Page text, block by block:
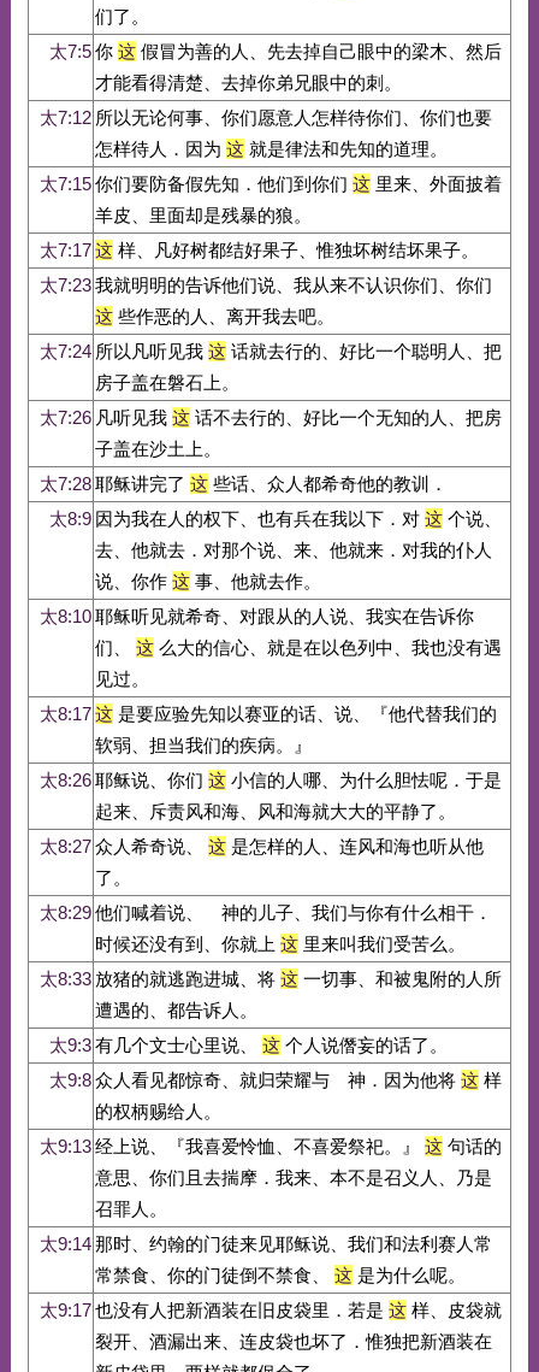
们了。
太7:5你 这假冒为善的人、先去掉自己眼中的梁木、然后
才能看得清楚、去掉你弟兄眼中的刺。
太7:12 所以无论何事、你们愿意人怎样待你们、你们也要
怎样待人．因为 这就是律法和先知的道理。
太7:15你们要防备假先知．他们到你们 这里来、外面披着
羊皮、里面却是残暴的狼。
太7:17这样、凡好树都结好果子、惟独坏树结坏果子。
太7:23我就明明的告诉他们说、我从来不认识你们、你们
这些作恶的人、离开我去吧。
太7:24 所以凡听见我 这话就去行的、好比一个聪明人、把
房子盖在磐石上。
太7:26 凡听见我 这话不去行的、好比一个无知的人、把房
子盖在沙土上。
太7:28耶稣讲完了 这些话、众人都希奇他的教训．
太8:9 因为我在人的权下、也有兵在我以下．对 这个说、
去、他就去．对那个说、来、他就来．对我的仆人
说、你作 这事、他就去作。
太8:10耶稣听见就希奇、对跟从的人说、我实在告诉你
们、
这么大的信心、就是在以色列中、我也没有遇
见过。
太8:17这是要应验先知以赛亚的话、说、『他代替我们的
软弱、担当我们的疾病。』
太8:26耶稣说、你们 这小信的人哪、为什么胆怯呢．于是
起来、斥责风和海、风和海就大大的平静了。
太8:27众人希奇说、 这是怎样的人、连风和海也听从他
了。
太8:29他们喊着说、 神的儿子、我们与你有什么相干．
时候还没有到、你就上 这里来叫我们受苦么。
太8:33 放猪的就逃跑进城、将 这一切事、和被鬼附的人所
遭遇的、都告诉人。
太9:3有几个文士心里说、 这个人说僭妄的话了。
太9:8众人看见都惊奇、就归荣耀与 神．因为他将 这样
的权柄赐给人。
太9:13经上说、『我喜爱怜恤、不喜爱祭祀。』 这句话的
意思、你们且去揣摩．我来、本不是召义人、乃是
召罪人。
太9:14那时、约翰的门徒来见耶稣说、我们和法利赛人常
常禁食、你的门徒倒不禁食、
这是为什么呢。
太9:17也没有人把新酒装在旧皮袋里．若是 这样、皮袋就
裂开、酒漏出来、连皮袋也坏了．惟独把新酒装在